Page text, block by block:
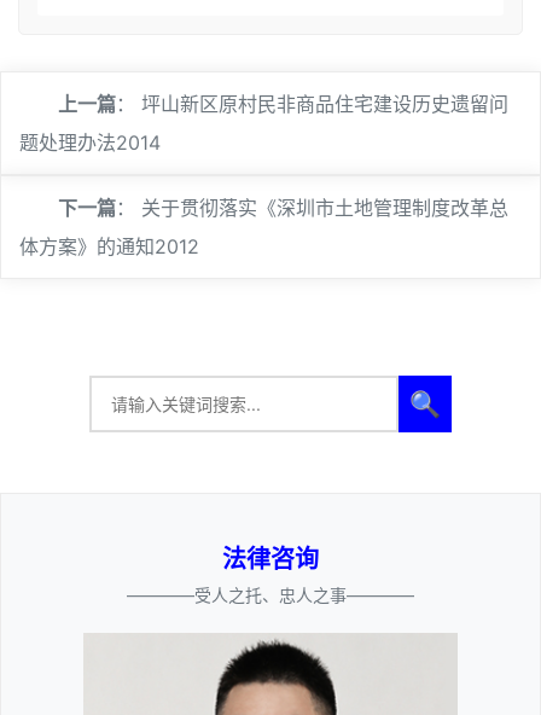
上一篇： 坪山新区原村民非商品住宅建设历史遗留问
题处理办法2014
下一篇： 关于贯彻落实《深圳市土地管理制度改革总
体方案》的通知2012
🔍
法律咨询
————受人之托、忠人之事————